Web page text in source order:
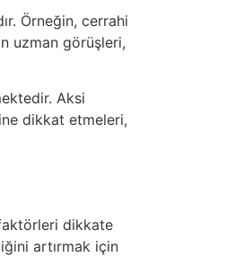
Örneğin, cerrahi
uzman görüşleri,
Aksi
dikkat etmeleri,
dikkate
artırmak için